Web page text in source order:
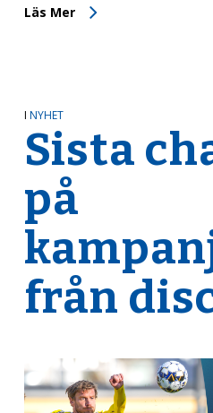
Läs Mer
I NYHET
Sista
på
från